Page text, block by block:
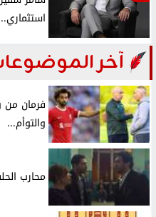
آخر
فرمان من
والتوأم...
محارب الحلقة 17 | سما إبراهيم